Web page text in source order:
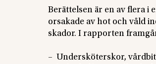
Berättelsen är en av flera i
orsakade av hot och våld
skador. I rapporten
– Undersköterskor,